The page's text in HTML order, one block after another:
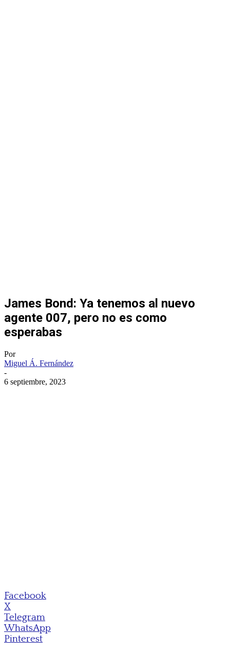
James Bond: Ya tenemos al nuevo
agente 007, pero no es como
esperabas
Por
Miguel Á. Fernández
-
6 septiembre, 2023
Facebook
X
Telegram
WhatsApp
Pinterest